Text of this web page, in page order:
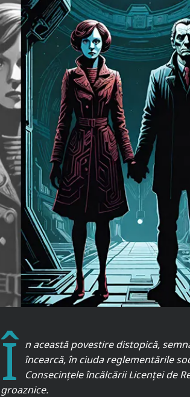
Î n această povestire distopică,
încearcă, în ciuda reglementările
Consecințele încălcării Licenței de
groaznice.